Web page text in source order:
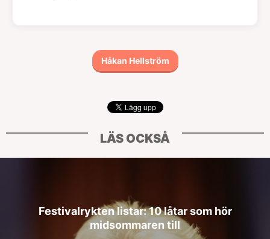
Håkan Hellström
LÄS OCKSÅ
Festivalrykten listar: 10 låtar som hör
midsommaren till